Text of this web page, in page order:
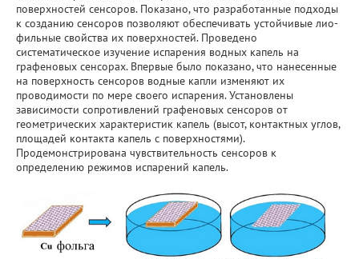
Уникальные стенды и установки
ЦКП "Теплофизика и энергетика"
Международное сотрудничество
Полезные ссылки
поверхностей сенсоров. Показано, что разработанные подходы
к созданию сенсоров позволяют обеспечивать устойчивые лио-
фильные свойства их поверхностей. Проведено
систематическое изучение испарения водных капель на
графеновых сенсорах. Впервые было показано, что нанесенные
на поверхность сенсоров водные капли изменяют их
проводимости по мере своего испарения. Установлены
зависимости сопротивлений графеновых сенсоров от
геометрических характеристик капель (высот, контактных углов,
площадей контакта капель с поверхностями).
Продемонстрирована чувствительность сенсоров к
определению режимов испарений капель.